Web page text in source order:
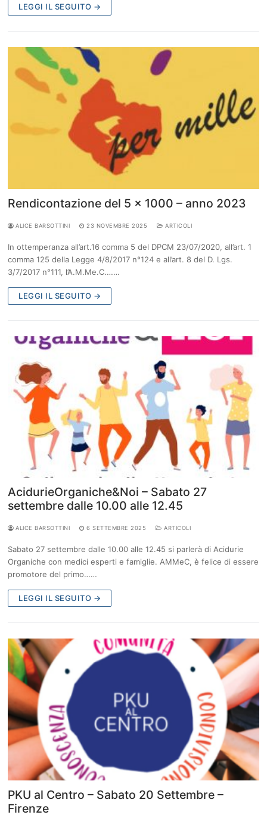
LEGGI IL SEGUITO →
Rendicontazione del 5 × 1000 – anno 2023
ALICE BARSOTTINI 23 NOVEMBRE 2025 ARTICOLI
In ottemperanza all’art.16 comma 5 del DPCM 23/07/2020, all’art. 1
comma 125 della Legge 4/8/2017 n°124 e all’art. 8 del D. Lgs.
3/7/2017 n°111, l’A.M.Me.C.……
LEGGI IL SEGUITO →
AcidurieOrganiche&Noi – Sabato 27
settembre dalle 10.00 alle 12.45
ALICE BARSOTTINI 6 SETTEMBRE 2025 ARTICOLI
Sabato 27 settembre dalle 10.00 alle 12.45 si parlerà di Acidurie
Organiche con medici esperti e famiglie. AMMeC, è felice di essere
promotore del primo……
LEGGI IL SEGUITO →
PKU al Centro – Sabato 20 Settembre –
Firenze